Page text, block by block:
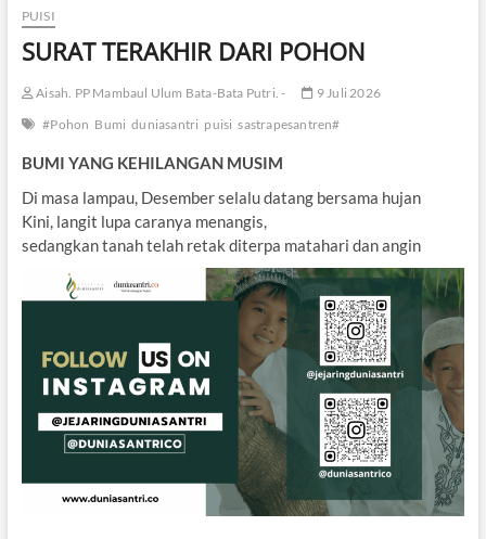
PUISI
SURAT TERAKHIR DARI POHON
Aisah. PP Mambaul Ulum Bata-Bata Putri. -
9 Juli 2026
#Pohon Bumi duniasantri puisi sastrapesantren#
BUMI YANG KEHILANGAN MUSIM
Di masa lampau, Desember selalu datang bersama hujan
Kini, langit lupa caranya menangis,
sedangkan tanah telah retak diterpa matahari dan angin